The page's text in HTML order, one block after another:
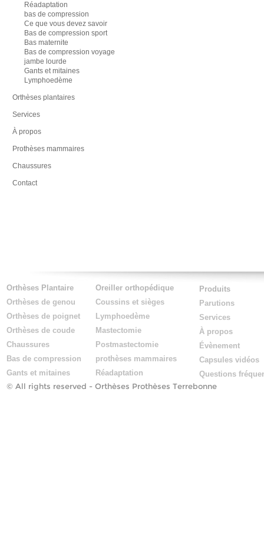
Orthèses Plantaire
Orthèses de genou
Orthèses de poignet
Orthèses de coude
Chaussures
Bas de compression
Gants et mitaines
Oreiller orthopédique
Coussins et sièges
Lymphoedème
Mastectomie
Postmastectomie
prothèses mammaires
Réadaptation
Produits
Parutions
Services
À propos
Évènement
Capsules vidéos
Questions
© All rights reserved - Orthèses Prothèses Terrebonne
Réadaptation
bas de compression
Ce que vous devez savoir
Bas de compression sport
Bas maternite
Bas de compression voyage
jambe lourde
Gants et mitaines
Lymphoedème
Orthèses plantaires
Services
À propos
Prothèses mammaires
Chaussures
Contact